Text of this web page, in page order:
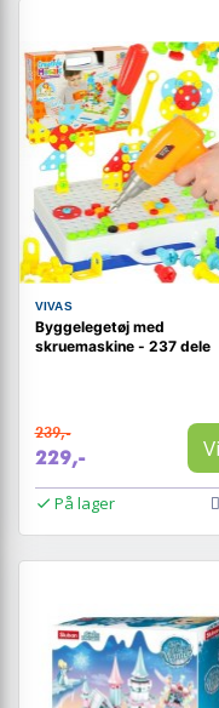
VIVAS
Byggelegetøj med
skruemaskine - 237 dele
239,-
229,-
På lager